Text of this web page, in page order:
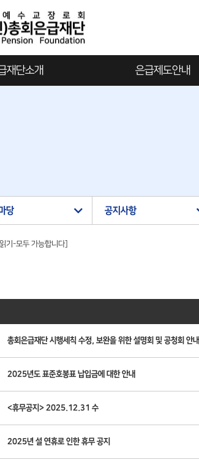
재단소개 은급제도안내
시는 길
당 공지사항
기-모두 가능합니다]
총회은급재단 시행세칙 수정, 보완을 위한 설명회 및 공청회 안내
2025년도 표준호봉표 납입금에 대한 안내
<휴무공지> 2025.12.31 수
2025년 설 연휴로 인한 휴무 공지